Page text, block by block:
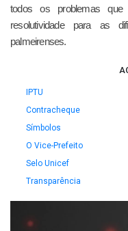
todos os problemas
resolutividade para as
palmeirenses.
IPTU
Contracheque
Símbolos
O Vice-Prefeito
Selo Unicef
Transparência